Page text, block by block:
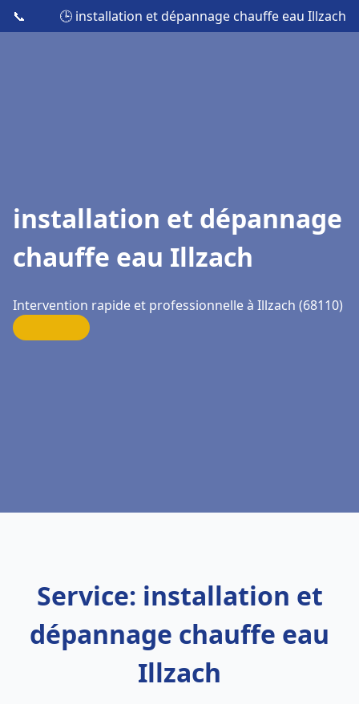
📞 🕒 installation et dépannage chauffe eau Illzach
installation et dépannage
chauffe eau Illzach
Intervention rapide et professionnelle à Illzach (68110)
Service: installation et
dépannage chauffe eau
Illzach